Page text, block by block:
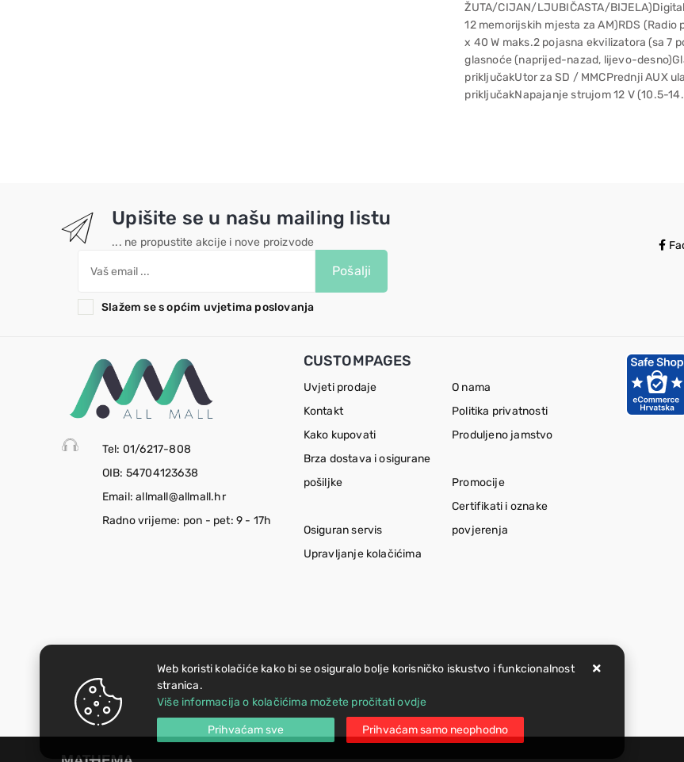
ŽUTA/CIJAN/LJUBIČASTA/
12 memorijskih mjesta za AM)RDS (Radio
x 40 W maks.2 pojasna ekvilizatora (sa 7
glasnoće (naprijed-nazad, lijevo-
priključakUtor za SD / MMCPrednji AUX
priključakNapajanje strujom 12 V (10.5-
Upišite se u našu mailing listu
... ne propustite akcije i nove proizvode
Pošalji
Slažem se s općim uvjetima poslovanja
Tel: 01/6217-808
OIB: 54704123638
Email: allmall@allmall.hr
Radno vrijeme: pon - pet: 9 - 17h
CUSTOMPAGES
Uvjeti prodaje
O nama
Kontakt
Politika privatnosti
Kako kupovati
Produljeno jamstvo
Brza dostava i osigurane
pošiljke
Promocije
Osiguran servis
Certifikati i oznake
povjerenja
Upravljanje kolačićima
Web koristi kolačiće kako bi se osiguralo bolje korisničko iskustvo i funkcionalnost
stranica.
Više informacija o kolačićima možete pročitati ovdje
Prihvaćam sve Prihvaćam samo neophodno